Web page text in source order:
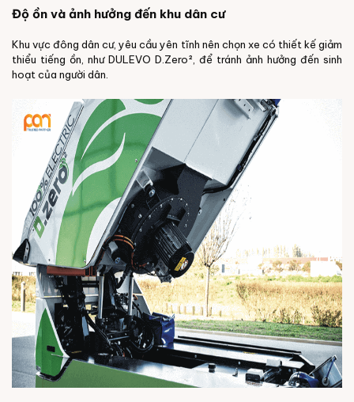
Độ ồn và ảnh hưởng đến khu dân cư
Khu vực đông dân cư, yêu cầu yên tĩnh nên chọn xe có thiết kế giảm
thiểu tiếng ồn, như DULEVO D.Zero², để tránh ảnh hưởng đến sinh
hoạt của người dân.